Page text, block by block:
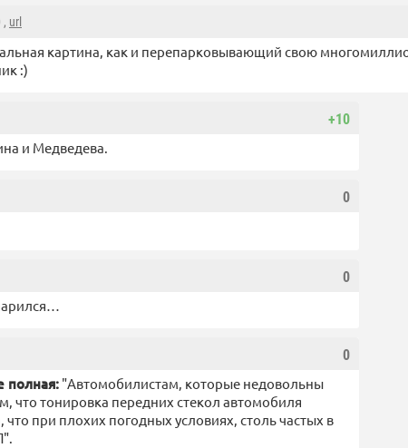
, url
картина, как и перепарковывающий свою
:)
+10
и Медведева.
0
0
0
полная: "Автомобилистам, которые недовольны
что тонировка передних стекол автомобиля
при плохих погодных условиях, столь частых в